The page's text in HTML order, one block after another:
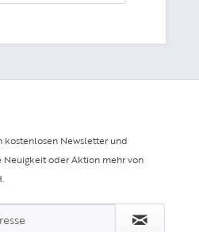
kostenlosen Newsletter und
Neuigkeit oder Aktion mehr von